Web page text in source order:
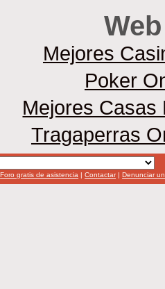
Mejores
Poker
Mejores Casas
Tragaperras
Foro gratis de asistencia |Contactar| Denunciar